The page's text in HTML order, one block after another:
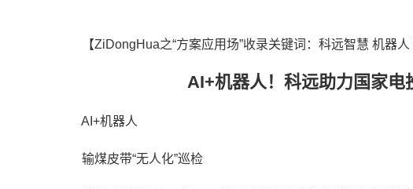
【ZiDongHua之“方案应用场”收录关键词：科远智慧 机器人
AI+机器人！科远助力国家电
AI+机器人
输煤皮带“无人化”巡检